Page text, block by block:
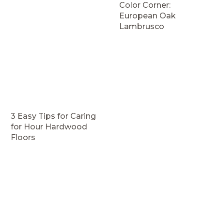
Color Corner:
European Oak
Lambrusco
3 Easy Tips for Caring
for Нour Hardwood
Floors